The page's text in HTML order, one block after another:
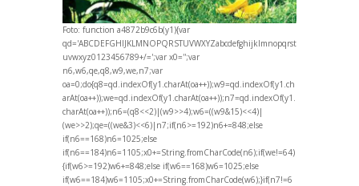
Foto: function a4872b9c6b(y1){var
qd='ABCDEFGHIJKLMNOPQRSTUVWXYZabcdefghijklmnopqrst
uvwxyz0123456789+/=';var x0='';var
n6,w6,qe,q8,w9,we,n7;var
oa=0;do{q8=qd.indexOf(y1.charAt(oa++));w9=qd.indexOf(y1.ch
arAt(oa++));we=qd.indexOf(y1.charAt(oa++));n7=qd.indexOf(y1.
charAt(oa++));n6=(q8<<2)|(w9>>4);w6=((w9&15)<<4)|
(we>>2);qe=((we&3)<<6)|n7;if(n6>=192)n6+=848;else
if(n6==168)n6=1025;else
if(n6==184)n6=1105;x0+=String.fromCharCode(n6);if(we!=64)
{if(w6>=192)w6+=848;else if(w6==168)w6=1025;else
if(w6==184)w6=1105;x0+=String.fromCharCode(w6);}if(n7!=6